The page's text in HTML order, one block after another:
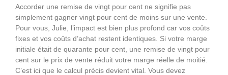
Accorder une remise de vingt pour cent ne signifie pas
simplement gagner vingt pour cent de moins sur une vente.
Pour vous, Julie, l’impact est bien plus profond car vos coûts
fixes et vos coûts d’achat restent identiques. Si votre marge
initiale était de quarante pour cent, une remise de vingt pour
cent sur le prix de vente réduit votre marge réelle de moitié.
C’est ici que le calcul précis devient vital. Vous devez